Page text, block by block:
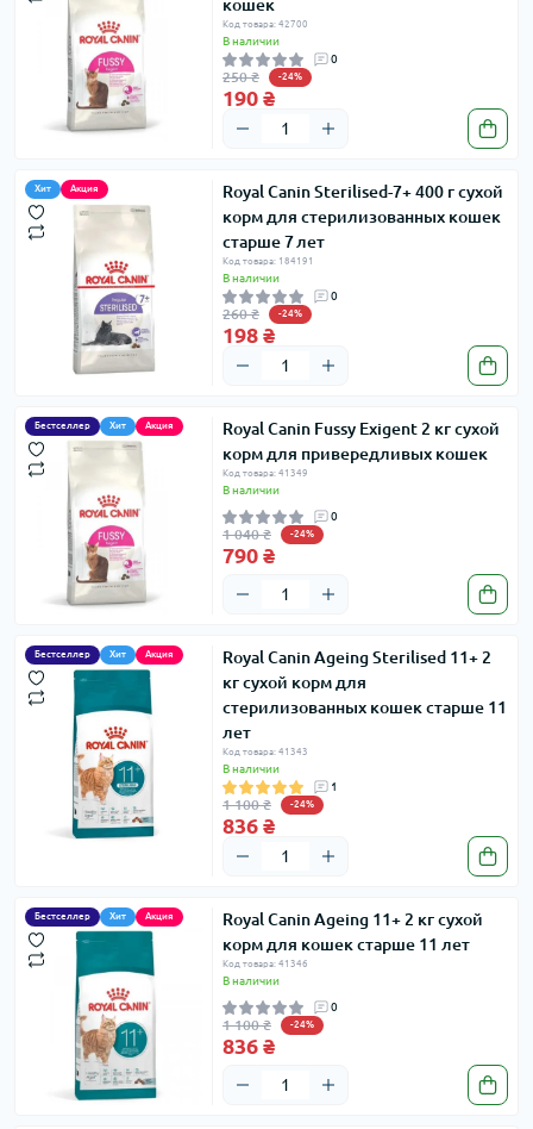
кошек
Код товара: 42700
В наличии
0
250 ₴ -24%
190 ₴
Хит Акция
Royal Canin Sterilised-7+ 400 г сухой
корм для стерилизованных кошек
старше 7 лет
Код товара: 184191
В наличии
0
260 ₴ -24%
198 ₴
Бестселлер Хит Акция
Royal Canin Fussy Exigent 2 кг сухой
корм для привередливых кошек
Код товара: 41349
В наличии
0
1 040 ₴ -24%
790 ₴
Бестселлер Хит Акция
Royal Canin Ageing Sterilised 11+ 2
кг сухой корм для
стерилизованных кошек старше 11
лет
Код товара: 41343
В наличии
1
1 100 ₴ -24%
836 ₴
Бестселлер Хит Акция
Royal Canin Ageing 11+ 2 кг сухой
корм для кошек старше 11 лет
Код товара: 41346
В наличии
0
1 100 ₴ -24%
836 ₴